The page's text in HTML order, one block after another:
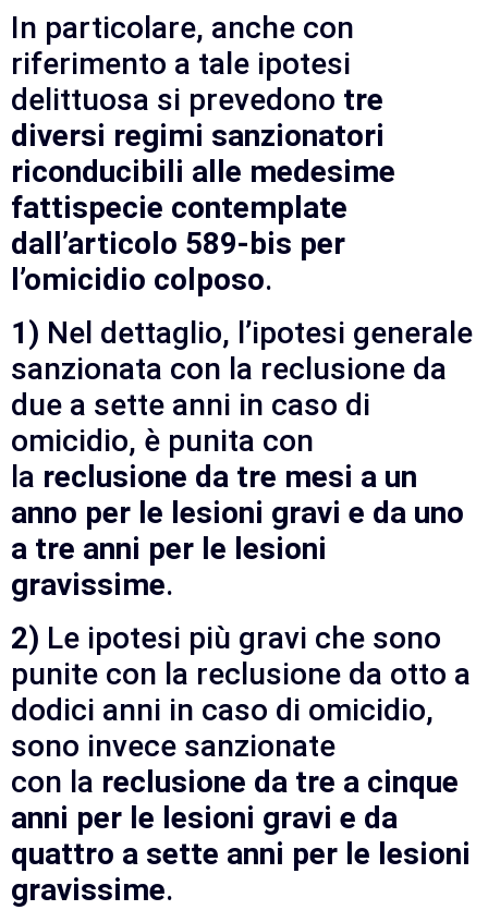
In particolare, anche con
riferimento a tale ipotesi
delittuosa si prevedono tre
diversi regimi sanzionatori
riconducibili alle medesime
fattispecie contemplate
dall’articolo 589-bis per
l’omicidio colposo.
1) Nel dettaglio, l’ipotesi generale
sanzionata con la reclusione da
due a sette anni in caso di
omicidio, è punita con
la reclusione da tre mesi a un
anno per le lesioni gravi e da uno
a tre anni per le lesioni
gravissime.
2) Le ipotesi più gravi che sono
punite con la reclusione da otto a
dodici anni in caso di omicidio,
sono invece sanzionate
con la reclusione da tre a cinque
anni per le lesioni gravi e da
quattro a sette anni per le lesioni
gravissime.